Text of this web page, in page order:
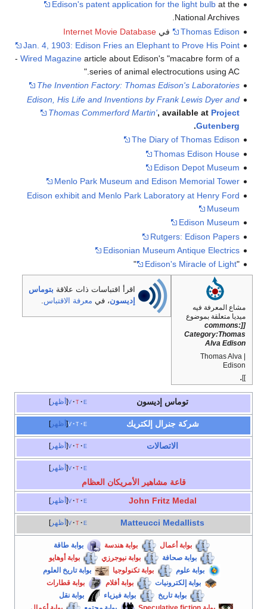
Edison's patent application for the light bulbat the
National Archives.
Thomas Edison
فيInternet Movie Database
Jan. 4, 1903: Edison Fries an Elephant to Prove His Point
- Wired Magazinearticle about Edison's "macabre form of a
series of animal electrocutions using AC."
The Invention Factory: Thomas Edison's Laboratories
Edison, His Life and Inventions by Frank Lewis Dyer and
Thomas Commerford Martin', available at Project
Gutenberg
.
The Diary of Thomas Edison
Thomas Edison House
Edison Depot Museum
Menlo Park Museum and Edison Memorial Tower
Edison exhibit and Menlo Park Laboratory at Henry Ford
Museum
Edison Museum
Rutgers: Edison Papers
Edisonian Museum Antique Electrics
"
Edison's Miracle of Light
"
اقرأ اقتباسات ذات علاقة بتوماس
إديسون، في معرفة الاقتباس.
مشاع المعرفة فيه
ميديا متعلقة بموضوع
[[commons:
Category:Thomas
Alva Edison
| Thomas Alva
Edison
]]
.
أظهر v t e توماس إديسون
أظهر v t e شركة جنرال إلكتريك
أظهر v t e الاتصالات
أظهر v t e
قاعة مشاهير الأمريكان العظام
أظهر v t e John Fritz Medal
أظهر v t e Matteucci Medallists
بوابة أعمال بوابة هندسة
بوابة طاقة
بوابة صحافة
بوابة نيوجرزي
بوابة أوهايو
بوابة علوم
بوابة تكنولوجيا
بوابة تاريخ العلوم
بوابة إلكترونيات
بوابة أفلام
بوابة قطارات
بوابة تاريخ
بوابة فيزياء
بوابة نقل